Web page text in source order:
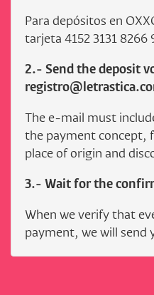
Para depósitos en
tarjeta 4152 3131 8266
2.- Send the deposit
The e-mail must
the payment concept,
place of origin and
3.- Wait for the
When we verify that
payment, we will send